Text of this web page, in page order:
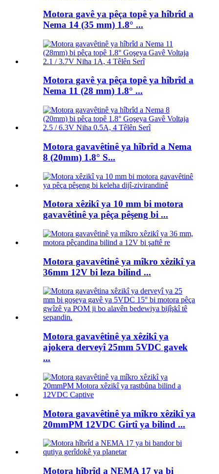
Motora gavê ya pêça topê ya hîbrîd a
Nema 14 (35 mm) 1.8° ...
Motora gavê ya pêça topê ya hîbrîd a
Nema 11 (28 mm) 1.8° ...
Motora gavavêtinê ya hîbrîd a Nema
8 (20mm) 1.8° S...
Motora xêzikî ya 10 mm bi motora
gavavêtinê ya pêça pêşeng bi ...
Motora gavavêtinê ya mîkro xêzikî ya
36mm 12V bi leza bilind ...
Motora gavavêtinê ya xêzikî ya
ajokera derveyî 25mm 5VDC gavek
...
Motora gavavêtinê ya mîkro xêzikî ya
20mmPM 12VDC Girtî ya bilind ...
Motora hîbrîd a NEMA 17 ya bi